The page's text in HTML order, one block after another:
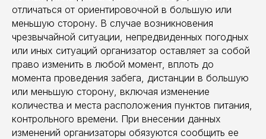
отличаться от ориентировочной в большую или
меньшую сторону. В случае возникновения
чрезвычайной ситуации, непредвиденных погодных
или иных ситуаций организатор оставляет за собой
право изменить в любой момент, вплоть до
момента проведения забега, дистанции в большую
или меньшую сторону, включая изменение
количества и места расположения пунктов питания,
контрольного времени. При внесении данных
изменений организаторы обязуются сообщить ее